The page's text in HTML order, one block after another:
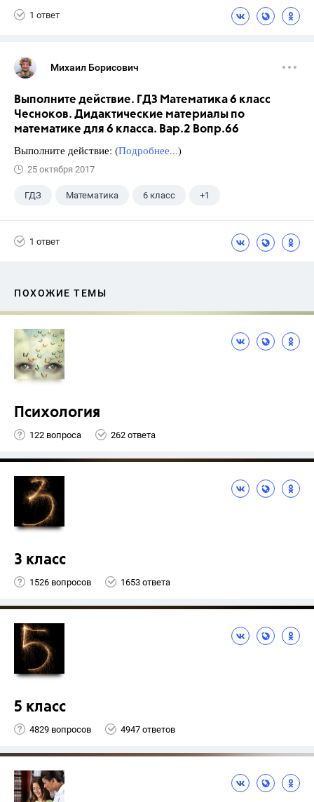
1 ответ
Михаил Борисович
Выполните действие. ГДЗ Математика 6 класс
Чесноков. Дидактические материалы по
математике для 6 класса. Вар.2 Вопр.66
Выполните действие: (Подробнее...)
25 октября 2017
ГДЗ Математика 6 класс +1
1 ответ
ПОХОЖИЕ ТЕМЫ
Психология
122 вопроса 262 ответа
3 класс
1526 вопросов 1653 ответа
5 класс
4829 вопросов 4947 ответов